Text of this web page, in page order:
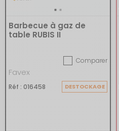
Barbecue à gaz de
table RUBIS II
Comparer
Favex
Réf : 016458 DESTOCKAGE